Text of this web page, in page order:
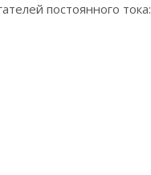
постоянного тока: